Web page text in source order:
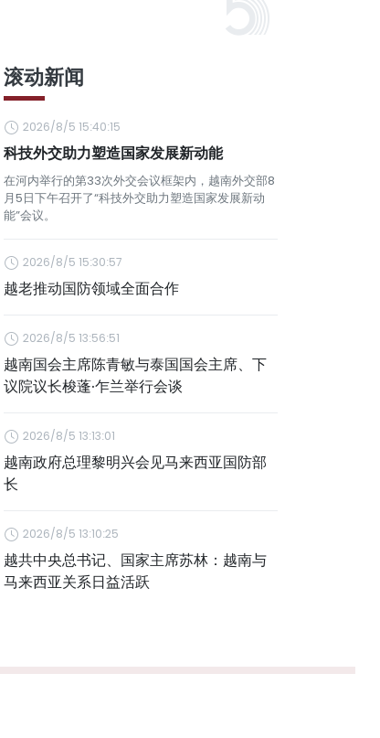
滚动新闻
2026/8/5 15:40:15
科技外交助力塑造国家发展新动能
在河内举行的第33次外交会议框架内，越南外交部8
月5日下午召开了“科技外交助力塑造国家发展新动
能”会议。
2026/8/5 15:30:57
越老推动国防领域全面合作
2026/8/5 13:56:51
越南国会主席陈青敏与泰国国会主席、下
议院议长梭蓬·乍兰举行会谈
2026/8/5 13:13:01
越南政府总理黎明兴会见马来西亚国防部
长
2026/8/5 13:10:25
越共中央总书记、国家主席苏林：越南与
马来西亚关系日益活跃